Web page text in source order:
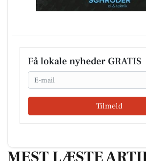
Få lokale nyheder GRATIS
Email
Tilmeld